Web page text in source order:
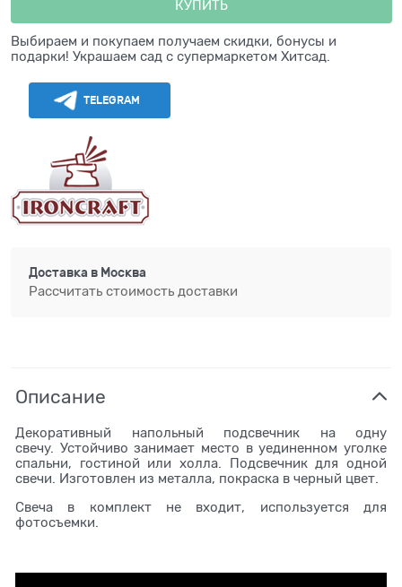
КУПИТЬ
Выбираем и покупаем получаем скидки, бонусы и
подарки! Украшаем сад с супермаркетом Хитсад.
TELEGRAM
Доставка в Москва
Рассчитать стоимость доставки
Описание
Декоративный напольный подсвечник на одну
свечу. Устойчиво занимает место в уединенном уголке
спальни, гостиной или холла. Подсвечник для одной
свечи. Изготовлен из металла, покраска в черный цвет.
Свеча в комплект не входит, используется для
фотосъемки.